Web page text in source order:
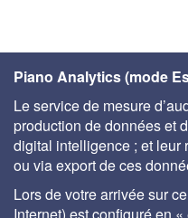
Piano Analytics (mode
Le service de mesure
production de données et
digital intelligence ; et leur
ou via export de ces
Lors de votre arrivée sur